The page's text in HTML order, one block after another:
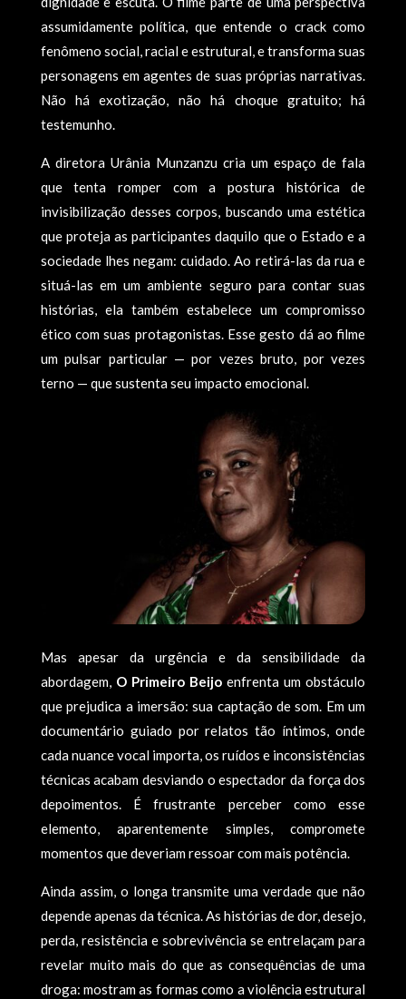
assumidamente política, que entende o crack como
fenômeno social, racial e estrutural, e transforma suas
personagens em agentes de suas próprias narrativas.
Não há exotização, não há choque gratuito; há
testemunho.
A diretora Urânia Munzanzu cria um espaço de fala
que tenta romper com a postura histórica de
invisibilização desses corpos, buscando uma estética
que proteja as participantes daquilo que o Estado e a
sociedade lhes negam: cuidado. Ao retirá-las da rua e
situá-las em um ambiente seguro para contar suas
histórias, ela também estabelece um compromisso
ético com suas protagonistas. Esse gesto dá ao filme
um pulsar particular — por vezes bruto, por vezes
terno — que sustenta seu impacto emocional.
Mas apesar da urgência e da sensibilidade da
abordagem, O Primeiro Beijo enfrenta um obstáculo
que prejudica a imersão: sua captação de som. Em um
documentário guiado por relatos tão íntimos, onde
cada nuance vocal importa, os ruídos e inconsistências
técnicas acabam desviando o espectador da força dos
depoimentos. É frustrante perceber como esse
elemento, aparentemente simples, compromete
momentos que deveriam ressoar com mais potência.
Ainda assim, o longa transmite uma verdade que não
depende apenas da técnica. As histórias de dor, desejo,
perda, resistência e sobrevivência se entrelaçam para
revelar muito mais do que as consequências de uma
droga: mostram as formas como a violência estrutural